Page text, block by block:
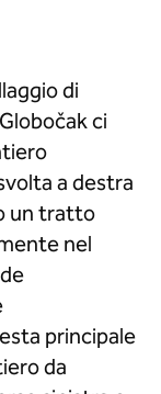
di
ci
a destra
un tratto
nel
principale
da